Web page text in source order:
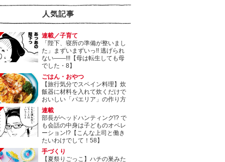
人気記事
連載／子育て
「陛下、寝所の準備が整いまし
た」まずいまずいっ!! 逃げられ
ない――!!!【母は転生しても母
でした・8】
ごはん・おやつ
【旅行気分でスペイン料理】炊
飯器に材料を入れて炊くだけで
おいしい「パエリア」の作り方
連載
部長がヘッドハンティング!? で
も会話の中身は子どものオペレ
ーション!?【こんな上司と働き
たいわけでして！58】
手づくり
【夏祭りごっこ】ハチの巣みた